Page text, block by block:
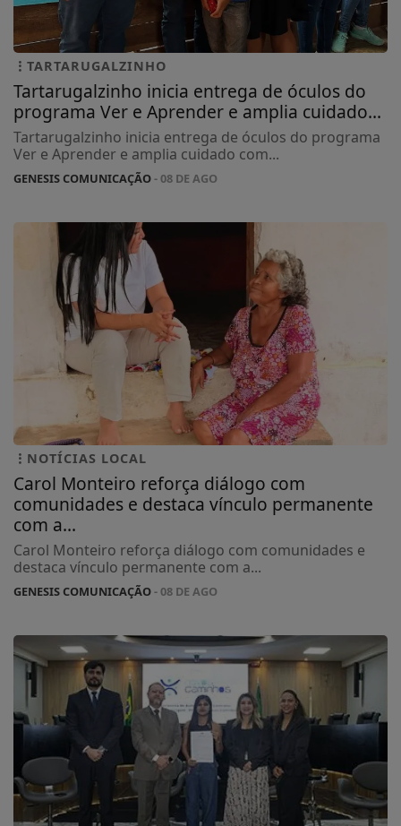
TARTARUGALZINHO
Tartarugalzinho inicia entrega de óculos do
programa Ver e Aprender e amplia cuidado...
Tartarugalzinho inicia entrega de óculos do programa
Ver e Aprender e amplia cuidado com...
GENESIS COMUNICAÇÃO- 08 DE AGO
NOTÍCIAS LOCAL
Carol Monteiro reforça diálogo com
comunidades e destaca vínculo permanente
com a...
Carol Monteiro reforça diálogo com comunidades e
destaca vínculo permanente com a...
GENESIS COMUNICAÇÃO- 08 DE AGO